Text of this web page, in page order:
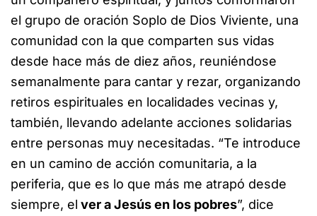
el grupo de oración Soplo de Dios Viviente, una
comunidad con la que comparten sus vidas
desde hace más de diez años, reuniéndose
semanalmente para cantar y rezar, organizando
retiros espirituales en localidades vecinas y,
también, llevando adelante acciones solidarias
entre personas muy necesitadas. “Te introduce
en un camino de acción comunitaria, a la
periferia, que es lo que más me atrapó desde
siempre, el ver a Jesús en los pobres”, dice